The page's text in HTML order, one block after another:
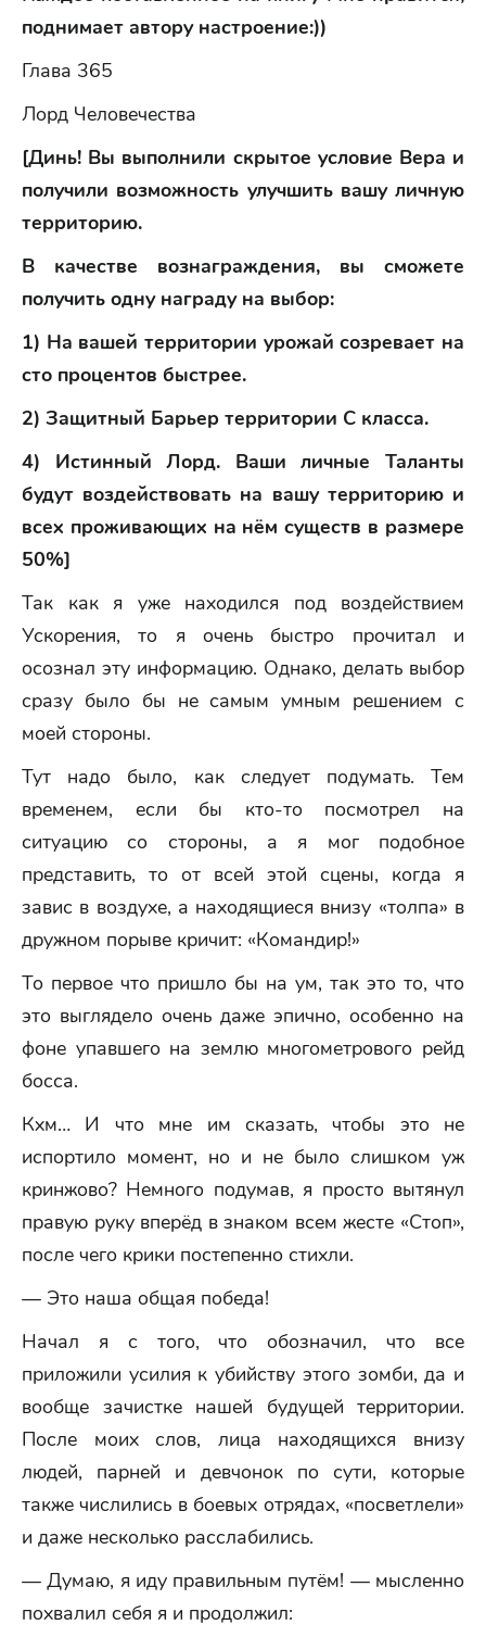
поднимает автору настроение:))
Глава 365
Лорд Человечества
[Динь! Вы выполнили скрытое условие Вера и
получили возможность улучшить вашу личную
территорию.
В качестве вознаграждения, вы сможете
получить одну награду на выбор:
1) На вашей территории урожай созревает на
сто процентов быстрее.
2) Защитный Барьер территории С класса.
4) Истинный Лорд. Ваши личные Таланты
будут воздействовать на вашу территорию и
всех проживающих на нём существ в размере
50%]
Так как я уже находился под воздействием
Ускорения, то я очень быстро прочитал и
осознал эту информацию. Однако, делать выбор
сразу было бы не самым умным решением с
моей стороны.
Тут надо было, как следует подумать. Тем
временем, если бы кто-то посмотрел на
ситуацию со стороны, а я мог подобное
представить, то от всей этой сцены, когда я
завис в воздухе, а находящиеся внизу «толпа» в
дружном порыве кричит: «Командир!»
То первое что пришло бы на ум, так это то, что
это выглядело очень даже эпично, особенно на
фоне упавшего на землю многометрового рейд
босса.
Кхм… И что мне им сказать, чтобы это не
испортило момент, но и не было слишком уж
кринжово? Немного подумав, я просто вытянул
правую руку вперёд в знаком всем жесте «Стоп»,
после чего крики постепенно стихли.
— Это наша общая победа!
Начал я с того, что обозначил, что все
приложили усилия к убийству этого зомби, да и
вообще зачистке нашей будущей территории.
После моих слов, лица находящихся внизу
людей, парней и девчонок по сути, которые
также числились в боевых отрядах, «посветлели»
и даже несколько расслабились.
— Думаю, я иду правильным путём! — мысленно
похвалил себя я и продолжил: